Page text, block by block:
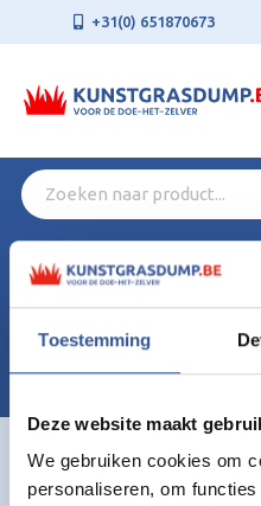
Toestemming
Deze website maakt
We gebruiken cookies om
personaliseren, om
+31(0) 651870673
🌞 Zomervakantie =
(tijdens onze vakantie
Gebruik kortingscode:
Home Kunstgras Bezem – 45